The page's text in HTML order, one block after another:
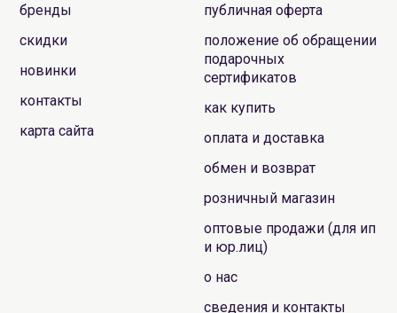
бренды
скидки
новинки
контакты
карта сайта
публичная оферта
положение об обращении
подарочных
сертификатов
как купить
оплата и доставка
обмен и возврат
розничный магазин
оптовые продажи (для ип
и юр.лиц)
о нас
сведения и контакты